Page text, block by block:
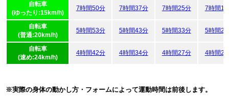
自転車
(ゆったり:15km/h)
7時間50分 7時間37分 7時間25分 7時間13
自転車
(普通:20km/h)
5時間53分 5時間43分 5時間33分 5時間25
自転車
(速め:24km/h)
4時間42分 4時間34分 4時間27分 4時間20
※実際の身体の動かし方・フォームによって運動時間は前後します。